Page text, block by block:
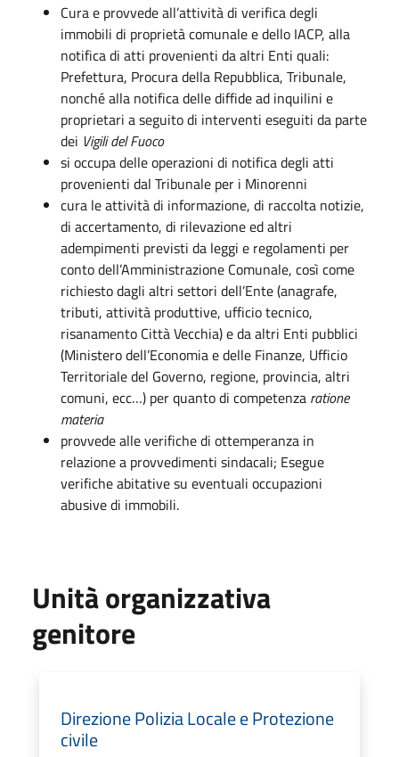
Cura e provvede all’attività di verifica degli
immobili di proprietà comunale e dello IACP, alla
notifica di atti provenienti da altri Enti quali:
Prefettura, Procura della Repubblica, Tribunale,
nonché alla notifica delle diffide ad inquilini e
proprietari a seguito di interventi eseguiti da parte
dei Vigili del Fuoco
si occupa delle operazioni di notifica degli atti
provenienti dal Tribunale per i Minorenni
cura le attività di informazione, di raccolta notizie,
di accertamento, di rilevazione ed altri
adempimenti previsti da leggi e regolamenti per
conto dell’Amministrazione Comunale, così come
richiesto dagli altri settori dell’Ente (anagrafe,
tributi, attività produttive, ufficio tecnico,
risanamento Città Vecchia) e da altri Enti pubblici
(Ministero dell’Economia e delle Finanze, Ufficio
Territoriale del Governo, regione, provincia, altri
comuni, ecc…) per quanto di competenza ratione
materia
provvede alle verifiche di ottemperanza in
relazione a provvedimenti sindacali; Esegue
verifiche abitative su eventuali occupazioni
abusive di immobili.
Unità organizzativa
genitore
Direzione Polizia Locale e Protezione
civile